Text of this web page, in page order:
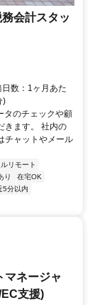
会計スタッ
数：1ヶ月あた
)
タのチェックや顧
きます。 社内の
チャットやメール
ルリモート
り
在宅OK
5分以内
マネージャ
支援)